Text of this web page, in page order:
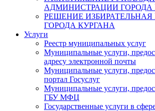
АДМИНИСТРАЦИИ ГОРОДА
РЕШЕНИЕ
ГОРОДА КУРГАНА
Услуги
Реестр муниципальных услуг
Муниципальные услуги,
адресу электронной почты
Муниципальные услуги,
портал Госуслуг
Муниципальные услуги,
ГБУ МФЦ
Государственные услуги в